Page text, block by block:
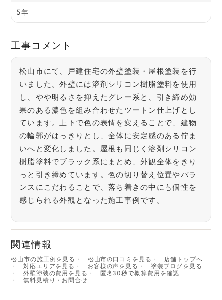
5年
工事コメント
松山市にて、戸建住宅の外壁塗装・屋根塗装を行
いました。外壁には溶剤シリコン樹脂塗料を使用
し、やや明るさを抑えたグレー系と、引き締め効
果のある濃色を組み合わせたツートン仕上げとし
ています。上下で色の表情を変えることで、建物
の輪郭がはっきりとし、全体に安定感のある佇ま
いへと変化しました。屋根も同じく溶剤シリコン
樹脂塗料でブラック系にまとめ、外観全体をきり
っと引き締めています。色の切り替え位置やバラ
ンスにこだわることで、落ち着きの中にも個性を
感じられる外観となった施工事例です。
関連情報
松山市の施工例を見る 松山市の口コミを見る
店舗トップへ
対応エリアを見る
お客様の声を見る
塗装ブログを見る
外壁塗装の費用を見る
匿名30秒で概算費用を確認
無料見積り・お問合せ